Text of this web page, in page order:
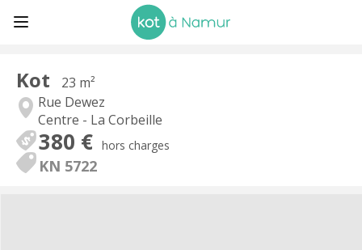
Kot
23 m²
Rue Dewez
Centre - La Corbeille
380 € hors charges
KN 5722